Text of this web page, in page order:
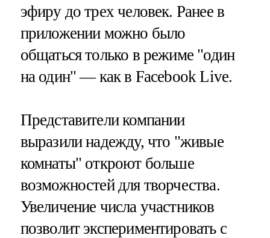
эфиру до трех человек. Ранее в
приложении можно было
общаться только в режиме "один
на один" — как в Facebook Live.
Представители компании
выразили надежду, что "живые
комнаты" откроют больше
возможностей для творчества.
Увеличение числа участников
позволит экспериментировать с